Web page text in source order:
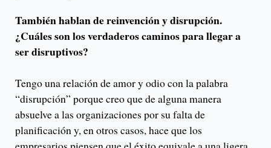
También hablan de reinvención y disrupción.
¿Cuáles son los verdaderos caminos para llegar a
ser disruptivos?
Tengo una relación de amor y odio con la palabra
“disrupción” porque creo que de alguna manera
absuelve a las organizaciones por su falta de
planificación y, en otros casos, hace que los